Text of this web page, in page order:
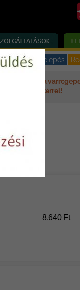
Elna
háttérrel!
8.640 Ft